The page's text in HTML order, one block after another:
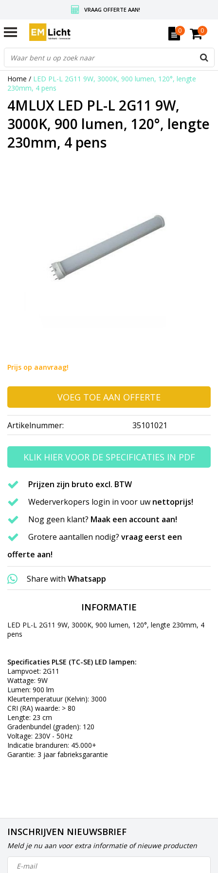
VRAAG OFFERTE AAN!
GRATIS VERZENDING BOVEN DE € 350,-
WEDERVERKOPERS KRIJGEN ALTIJD KORTING, INFORMEER!
0 0
Home / LED PL-L 2G11 9W, 3000K, 900 lumen, 120°, lengte
230mm, 4 pens
4MLUX LED PL-L 2G11 9W,
3000K, 900 lumen, 120°, lengte
230mm, 4 pens
Prijs op aanvraag!
VOEG TOE AAN OFFERTE
Artikelnummer: 35101021
KLIK HIER VOOR DE SPECIFICATIES IN PDF
Prijzen zijn bruto excl. BTW
Wederverkopers login in voor uw nettoprijs!
Nog geen klant? Maak een account aan!
Grotere aantallen nodig? vraag eerst een
offerte aan!
Share with Whatsapp
INFORMATIE
LED PL-L 2G11 9W, 3000K, 900 lumen, 120°, lengte 230mm, 4
pens
Specificaties PLSE (TC-SE) LED lampen:
Lampvoet: 2G11
Wattage: 9W
Lumen: 900 lm
Kleurtemperatuur (Kelvin): 3000
CRI (RA) waarde: > 80
Lengte: 23 cm
Gradenbundel (graden): 120
Voltage: 230V - 50Hz
Indicatie branduren: 45.000+
Garantie: 3 jaar fabrieksgarantie
INSCHRIJVEN NIEUWSBRIEF
Meld je nu aan voor extra informatie of nieuwe producten